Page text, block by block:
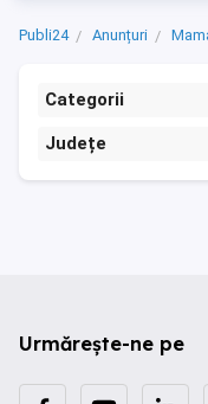
Publi24 Anunțuri
Categorii
Județe
Urmărește-ne pe